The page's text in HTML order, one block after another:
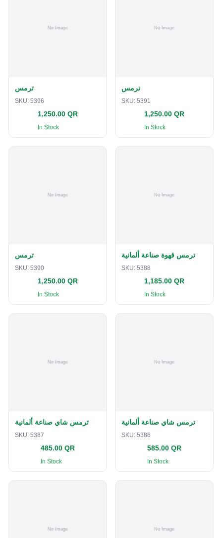
ترمس
SKU: 5396
1,250.00 QR
In Stock
ترمس
SKU: 5391
1,250.00 QR
In Stock
ترمس
SKU: 5390
1,250.00 QR
In Stock
ترمس قهوة صناعة ألمانية
SKU: 5388
1,185.00 QR
In Stock
ترمس شاي صناعة ألمانية
SKU: 5387
485.00 QR
In Stock
ترمس شاي صناعة ألمانية
SKU: 5386
585.00 QR
In Stock